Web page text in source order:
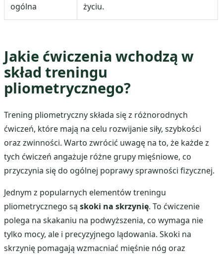
ogólna
życiu.
Jakie ćwiczenia wchodzą w
skład treningu
pliometrycznego?
Trening pliometryczny składa się z różnorodnych
ćwiczeń, które mają na celu rozwijanie siły, szybkości
oraz zwinności. Warto zwrócić uwagę na to, że każde z
tych ćwiczeń angażuje różne grupy mięśniowe, co
przyczynia się do ogólnej poprawy sprawności fizycznej.
Jednym z popularnych elementów treningu
pliometrycznego są skoki na skrzynię. To ćwiczenie
polega na skakaniu na podwyższenia, co wymaga nie
tylko mocy, ale i precyzyjnego lądowania. Skoki na
skrzynię pomagają wzmacniać mięśnie nóg oraz